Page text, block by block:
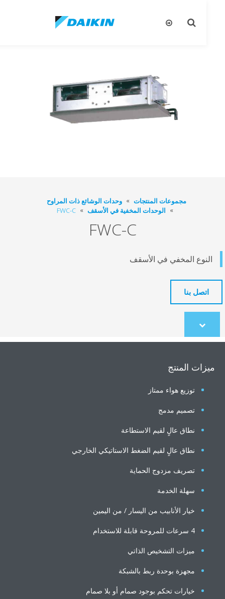
مجموعات المنتجات
وحدات الوشائع ذات المراوح
الوحدات المخفية في الأسقف
FWC-C
FWC-C
المخفي في الأسقف
بنا
Scroll
to
المنتج
توزيع هواء ممتاز
تصميم مدمج
نطاق عالٍ لقيم الاستطاعة
نطاق عالٍ لقيم الضغط الاستاتيكي الخارجي
تصريف مزدوج الحماية
سهلة الخدمة
خيار الأنابيب من اليسار / من اليمين
ميزات التشخيص الذاتي
مجهزة بوحدة ربط بالشبكة
خيارات تحكم بوجود صمام أو بلا صمام